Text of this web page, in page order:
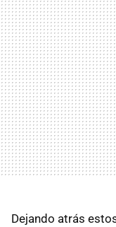
Dejando atrás